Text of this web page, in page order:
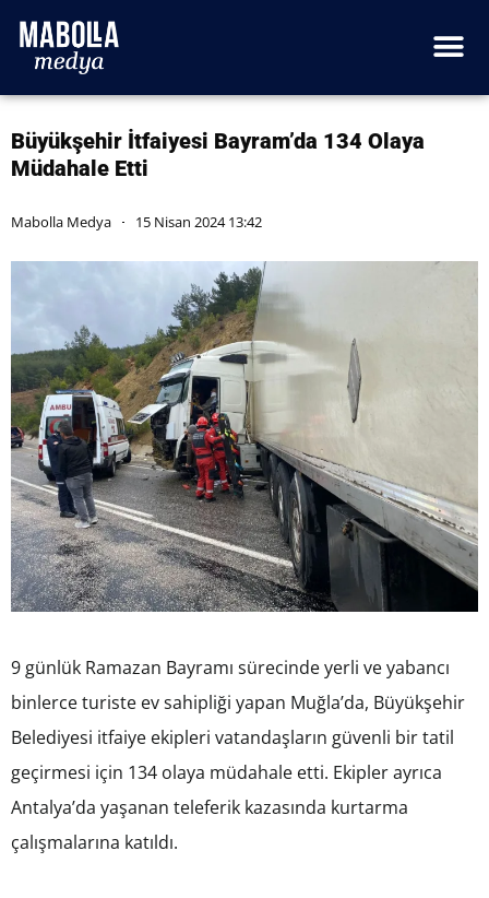
Büyükşehir İtfaiyesi Bayram’da 134 Olaya
Müdahale Etti
Mabolla Medya 15 Nisan 2024 13:42
9 günlük Ramazan Bayramı sürecinde yerli ve yabancı
binlerce turiste ev sahipliği yapan Muğla’da, Büyükşehir
Belediyesi itfaiye ekipleri vatandaşların güvenli bir tatil
geçirmesi için 134 olaya müdahale etti. Ekipler ayrıca
Antalya’da yaşanan teleferik kazasında kurtarma
çalışmalarına katıldı.